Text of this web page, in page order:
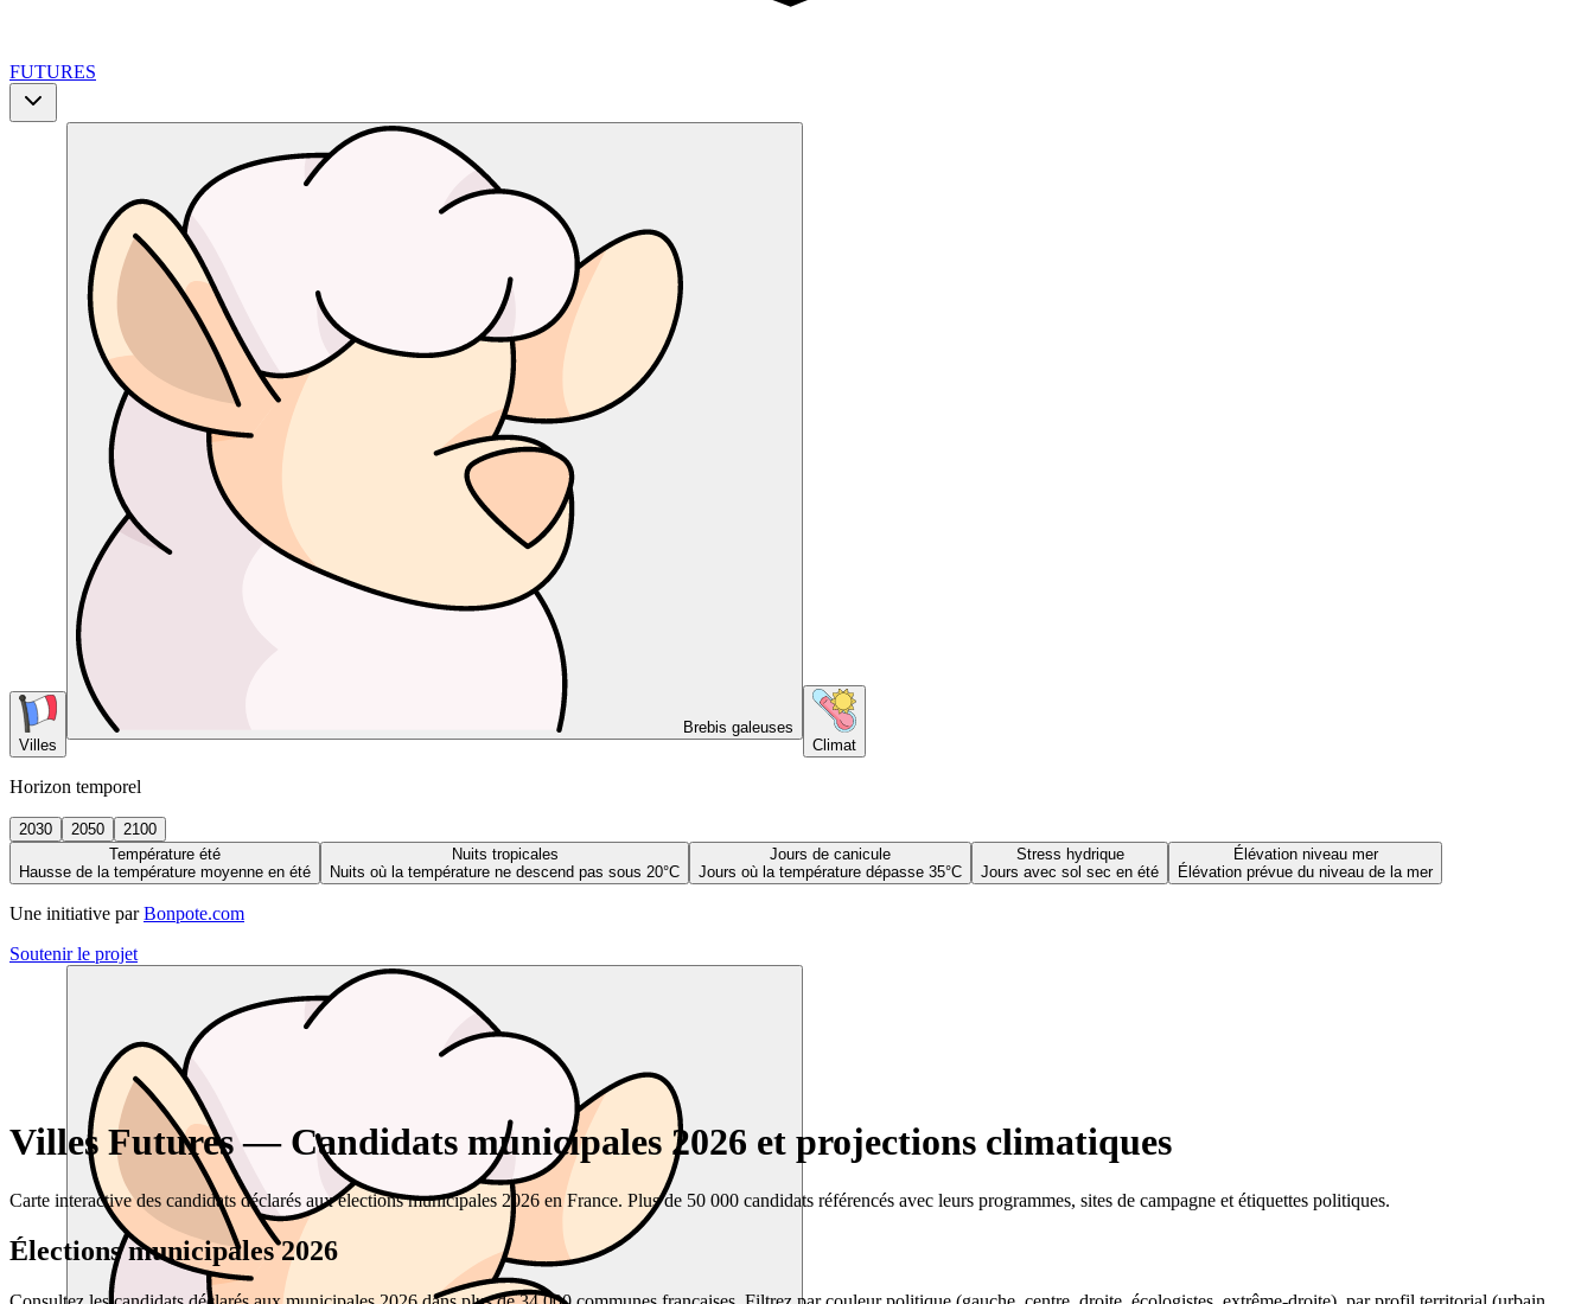
FUTURES
Villes
Brebis galeuses
Climat
Horizon temporel
2030 2050
2100
Température été
Hausse de la température moyenne en été
Nuits tropicales
Nuits où la température ne descend pas sous 20°C
Jours de canicule
Jours où la température dépasse 35°C
Stress hydrique
Jours avec sol sec en été
Élévation niveau mer
Élévation prévue du niveau de la mer
Une initiative par Bonpote.com
Soutenir le projet
Villes Futures — Candidats municipales 2026 et projections climatiques
Carte interactive des candidats déclarés aux élections municipales 2026 en France. Plus de 50 000 candidats référencés avec leurs programmes, sites de campagne et étiquettes politiques.
Élections municipales 2026